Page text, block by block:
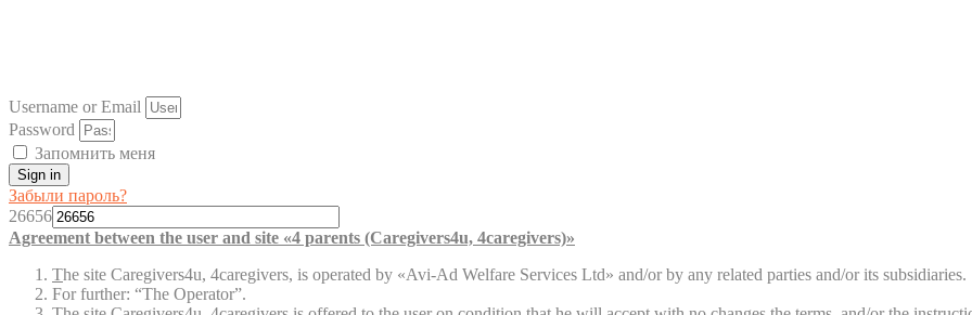
Username or Email
Password
Запомнить меня
Sign in
Забыли пароль?
26656
Agreement between the user and site «4 parents (Caregivers4u, 4caregivers)»
The site Caregivers4u, 4caregivers, is operated by «Avi-Ad Welfare Services Ltd» and/or by any related parties and/or its subsidiaries.
For further: “The Operator”.